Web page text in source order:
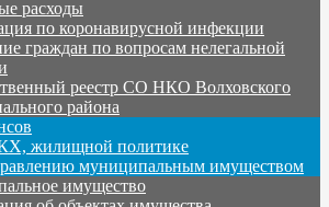
расходы
по коронавирусной инфекции
граждан по вопросам нелегальной
реестр СО НКО Волховского
района
жилищной политике
муниципальным имуществом
имущество